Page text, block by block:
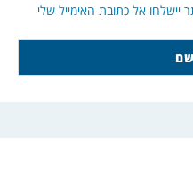
אל כתובת האימייל שלי